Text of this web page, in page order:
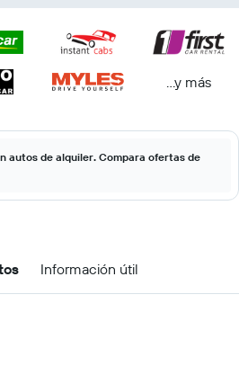
...y más
autos de alquiler. Compara ofertas de
Información útil